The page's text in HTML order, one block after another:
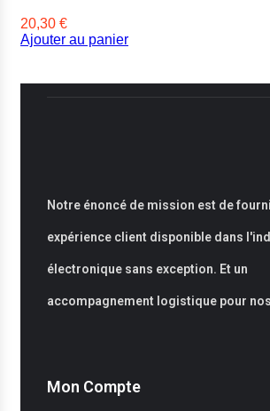
20,30 €
Ajouter au panier
Notre énoncé de mission est de
expérience client disponible dans
électronique sans exception. Et un
accompagnement logistique pour
Mon Compte